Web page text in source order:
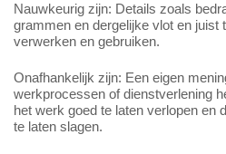
Nauwkeurig zijn: Details zoals
grammen en dergelijke vlot en juist
verwerken en gebruiken.
Onafhankelijk zijn: Een eigen
werkprocessen of dienstverlening
het werk goed te laten verlopen en
te laten slagen.